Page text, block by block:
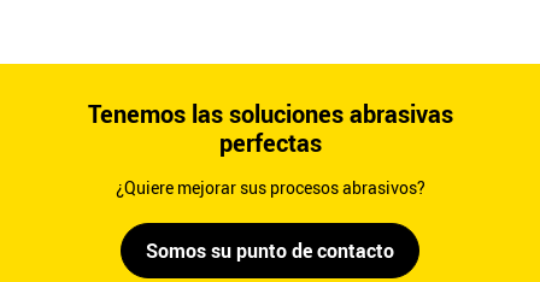
Tenemos las soluciones abrasivas
perfectas
¿Quiere mejorar sus procesos abrasivos?
Somos su punto de contacto